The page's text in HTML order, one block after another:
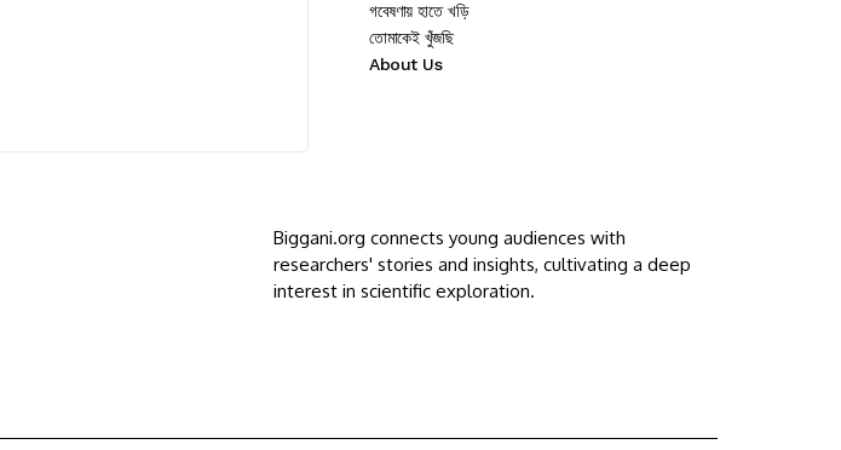
গবেষণায় হাতে খড়ি
তোমাকেই খুঁজছি
About Us
Biggani.org connects young audiences with
researchers' stories and insights, cultivating a deep
interest in scientific exploration.